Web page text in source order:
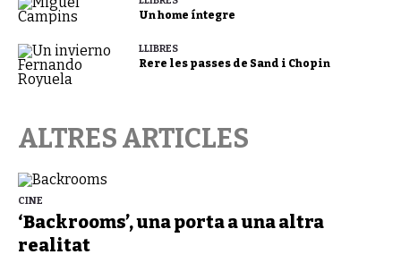
Un home íntegre
LLIBRES
Rere les passes de Sand i Chopin
ALTRES ARTICLES
CINE
‘Backrooms’, una porta a una altra
realitat